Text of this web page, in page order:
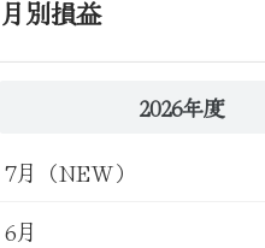
月別損益
2026年度
7月（NEW）
6月